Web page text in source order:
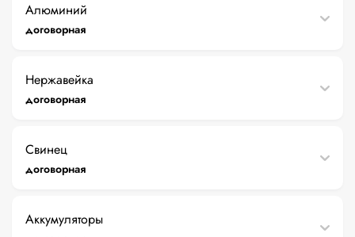
Алюминий
договорная
Нержавейка
договорная
Свинец
договорная
Аккумуляторы